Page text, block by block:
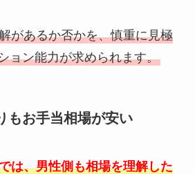
があるか否かを、慎重に見極
ョン能力が求められます。
もお手当相場が安い
は、男性側も相場を理解した